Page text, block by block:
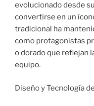
evolucionado desde
convertirse en un
tradicional ha
como protagonistas
o dorado que reflejan
equipo.
Diseño y Tecnología